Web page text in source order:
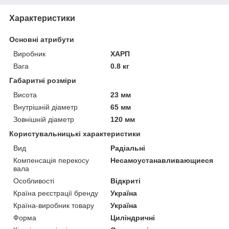
Характеристики
Основні атрибути
Виробник
ХАРП
Вага
0.8 кг
Габаритні розміри
Висота
23 мм
Внутрішній діаметр
65 мм
Зовнішній діаметр
120 мм
Користувальницькі характеристики
Вид
Радіальні
Компенсація перекосу
вала
Несамоустанавливающиеся
Особливості
Відкриті
Країна реєстрації бренду
Україна
Країна-виробник товару
Україна
Форма
Циліндричні